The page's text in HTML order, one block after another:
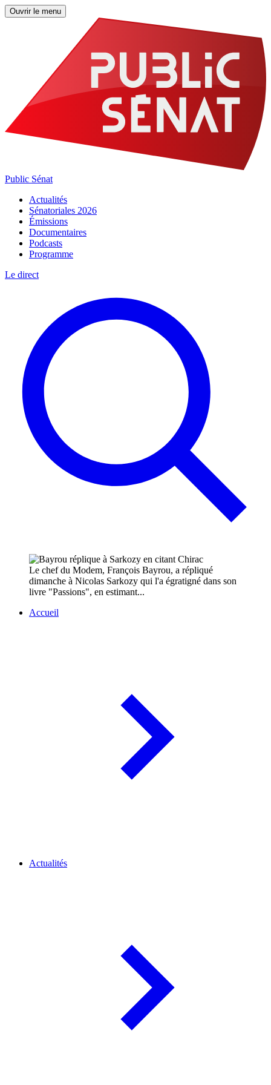
Ouvrir le menu
Public Sénat
Actualités
Sénatoriales 2026
Émissions
Documentaires
Podcasts
Programme
Le direct
Le chef du Modem, François Bayrou, a répliqué
dimanche à Nicolas Sarkozy qui l'a égratigné dans son
livre "Passions", en estimant...
Accueil
Actualités